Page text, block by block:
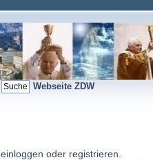
Webseite ZDW
einloggen oder registrieren